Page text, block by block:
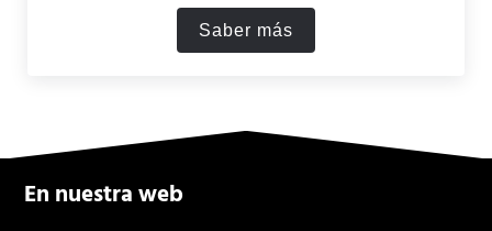
Saber más‘The Last of Us’: Neil
En nuestra web